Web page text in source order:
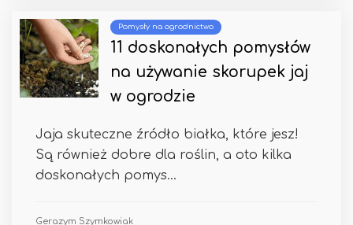
Pomysły na ogrodnictwo
11 doskonałych pomysłów
na używanie skorupek jaj
w ogrodzie
Jaja skuteczne źródło białka, które jesz!
Są również dobre dla roślin, a oto kilka
doskonałych pomys...
Gerazym Szymkowiak